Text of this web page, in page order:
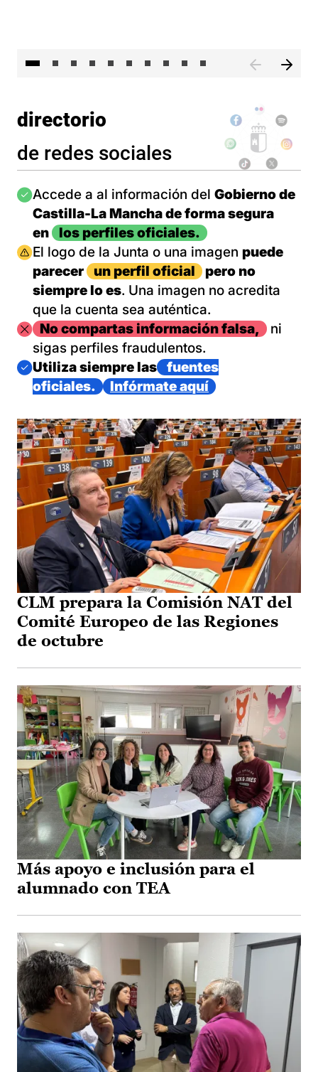
directorio
de redes sociales
Imagen
Accede a al información del Gobierno de
Castilla-La Mancha de forma segura
en
los perfiles oficiales.
Imagen
El logo de la Junta o una imagen puede
parecer
un perfil oficial
pero no
siempre lo es. Una imagen no acredita
que la cuenta sea auténtica.
ImagenNo compartas información falsa,
ni
sigas perfiles fraudulentos.
Imagen
Utiliza siempre las
fuentes
oficiales.
Infórmate aquí
CLM prepara la Comisión NAT del
Comité Europeo de las Regiones
de octubre
Más apoyo e inclusión para el
alumnado con TEA